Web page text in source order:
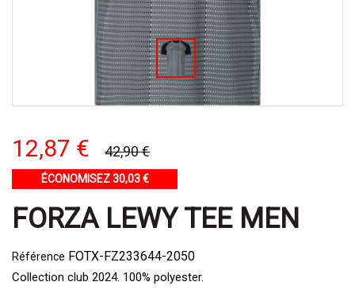
12,87 € 42,90 €
ÉCONOMISEZ 30,03 €
FORZA LEWY TEE MEN
Référence FOTX-FZ233644-2050
Collection club 2024. 100% polyester.